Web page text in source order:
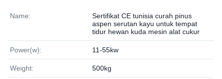
Name:
Sertifikat CE tunisia curah pinus
aspen serutan kayu untuk tempat
tidur hewan kuda mesin alat cukur
Power(w): 11-55kw
Weight: 500kg